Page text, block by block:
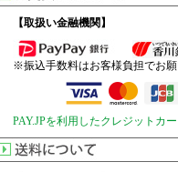
【取扱い金融機関】
※振込手数料はお客様負担でお願
PAY.JPを利用したクレジットカ